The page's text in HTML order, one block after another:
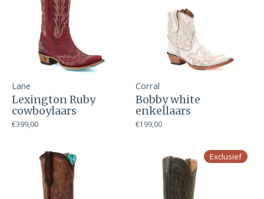
Lane
Lexington Ruby
cowboylaars
€399,00
Corral
Bobby white
enkellaars
€199,00
Exclusief